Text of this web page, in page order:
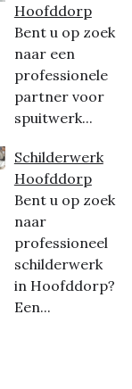
Hoofddorp
Bent u op zoek
naar een
professionele
partner voor
spuitwerk...
Schilderwerk
Hoofddorp
Bent u op zoek
naar
professioneel
schilderwerk
in Hoofddorp?
Een...